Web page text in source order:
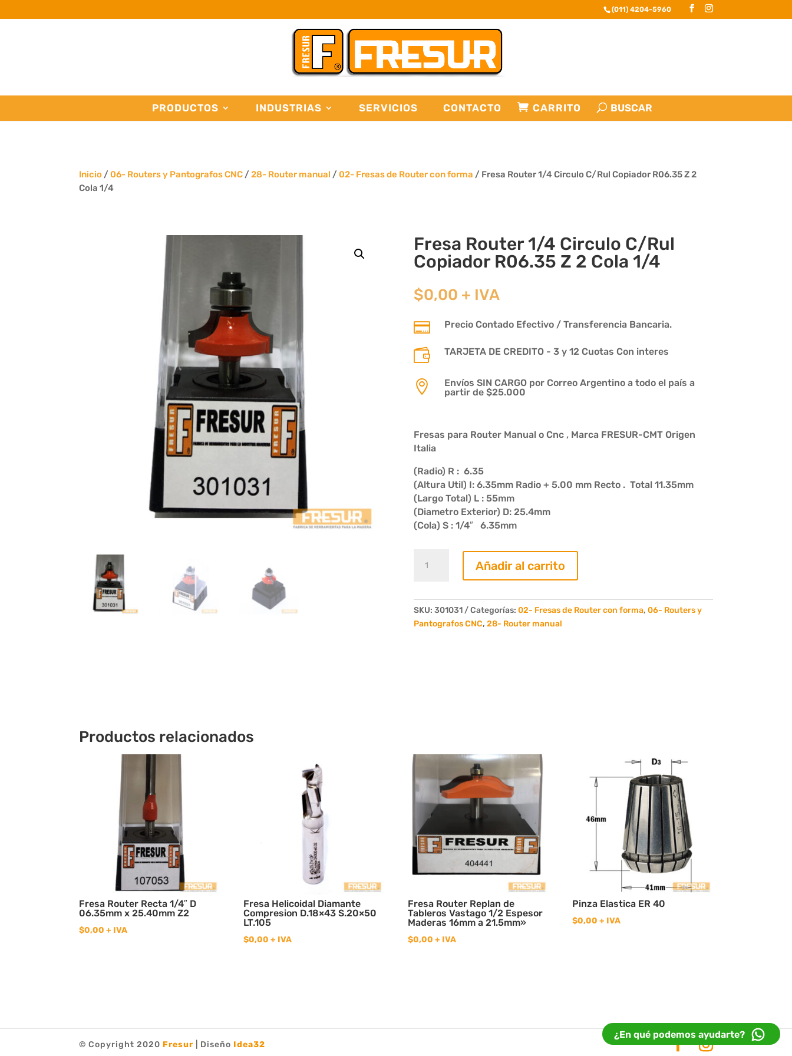
(011) 4204-5960
PRODUCTOS INDUSTRIAS SERVICIOS CONTACTO CARRITO
Inicio /06- Routers y Pantografos CNC /28- Router manual /02- Fresas de Router con forma / Fresa Router 1/4 Circulo C/Rul Copiador R06.35 Z 2
Cola 1/4
Fresa Router 1/4 Circulo C/Rul
Copiador R06.35 Z 2 Cola 1/4
$0,00 + IVA
 Precio Contado Efectivo / Transferencia Bancaria.
 TARJETA DE CREDITO - 3 y 12 Cuotas Con interes

Envíos SIN CARGO por Correo Argentino a todo el país a
partir de $25.000
Fresas para Router Manual o Cnc , Marca FRESUR-CMT Origen
Italia
(Radio) R : 6.35
(Altura Util) I: 6.35mm Radio + 5.00 mm Recto . Total 11.35mm
(Largo Total) L : 55mm
(Diametro Exterior) D: 25.4mm
(Cola) S : 1/4″ 6.35mm
Router
C/Rul
Copiador
Añadir al carrito
SKU: 301031 Categorías: 02- Fresas de Router con forma, 06- Routers y
Pantografos CNC, 28- Router manual
Productos relacionados
Fresa Router Recta 1/4″ D
06.35mm x 25.40mm Z2
$0,00 + IVA
Fresa Helicoidal Diamante
Compresion D.18×43 S.20×50
LT.105
$0,00 + IVA
Fresa Router Replan de
Tableros Vastago 1/2 Espesor
Maderas 16mm a 21.5mm»
$0,00 + IVA
Pinza Elastica ER 40
$0,00 + IVA
© Copyright 2020 Fresur | Diseño Idea32
¿En qué podemos ayudarte?